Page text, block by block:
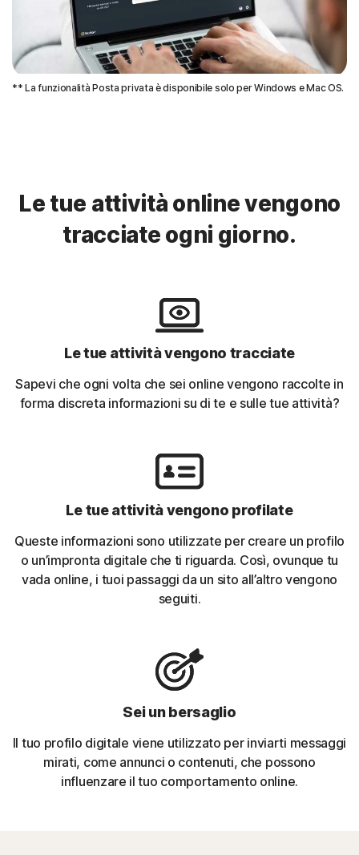
** La funzionalità Posta privata è disponibile solo per Windows e Mac OS.
Le tue attività online vengono
tracciate ogni giorno.
Le tue attività vengono tracciate
Sapevi che ogni volta che sei online vengono raccolte in
forma discreta informazioni su di te e sulle tue attività?
Le tue attività vengono profilate
Queste informazioni sono utilizzate per creare un profilo
o un’impronta digitale che ti riguarda. Così, ovunque tu
vada online, i tuoi passaggi da un sito all’altro vengono
seguiti.
Sei un bersaglio
Il tuo profilo digitale viene utilizzato per inviarti messaggi
mirati, come annunci o contenuti, che possono
influenzare il tuo comportamento online.